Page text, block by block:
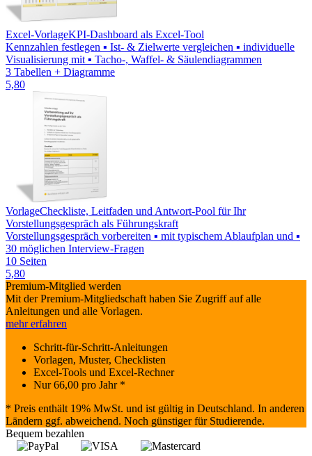
Excel-VorlageKPI-Dashboard als Excel-Tool
Kennzahlen festlegen ▪ Ist- & Zielwerte vergleichen ▪ individuelle
Visualisierung mit ▪ Tacho-, Waffel- & Säulendiagrammen
3 Tabellen + Diagramme
5,80
VorlageCheckliste, Leitfaden und Antwort-Pool für Ihr
Vorstellungsgespräch als Führungskraft
Vorstellungsgespräch vorbereiten ▪ mit typischem Ablaufplan und ▪
30 möglichen Interview-Fragen
10 Seiten
5,80
Premium-Mitglied werden
Mit der Premium-Mitgliedschaft haben Sie Zugriff auf alle
Anleitungen und alle Vorlagen.
mehr erfahren
Schritt-für-Schritt-Anleitungen
Vorlagen, Muster, Checklisten
Excel-Tools und Excel-Rechner
Nur66,00 pro Jahr *
* Preis enthält 19% MwSt. und ist gültig in Deutschland. In anderen
Ländern ggf. abweichend. Noch günstiger für Studierende.
Bequem bezahlen